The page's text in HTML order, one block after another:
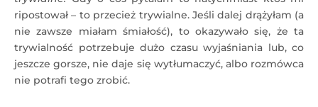
ripostował – to przecież trywialne. Jeśli dalej drążyłam (a
nie zawsze miałam śmiałość), to okazywało się, że ta
trywialność potrzebuje dużo czasu wyjaśniania lub, co
jeszcze gorsze, nie daje się wytłumaczyć, albo rozmówca
nie potrafi tego zrobić.